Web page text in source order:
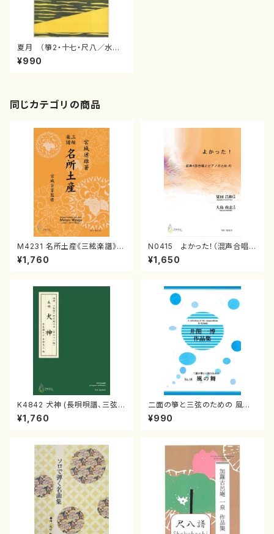
夏月 （箏2・十七・尺八／水野
利彦作曲／箏楽譜）
¥990
同じカテゴリの商品
M4231 名所土産《三絃楽譜》
（三絃/宮城道雄著・宮城宗家監
修/三絃楽譜）
¥1,760
N0415 よかった！（混声合唱，
ピアノ/夏田昌和/楽譜）
¥1,650
K4842 犬神 (長唄唄譜、三弦
譜/杵屋彌之介(青柳茂三）/青柳
三絃楽譜）
¥1,760
二面の箏と三弦のための 風の
舞 (井関一博)
¥990